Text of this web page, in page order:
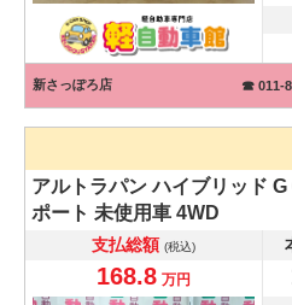
新さっぽろ店 ☎ 011-
アルトラパンハイブリッド
ポート 未使用車 4WD
支払総額 (税込)
168.8 万円